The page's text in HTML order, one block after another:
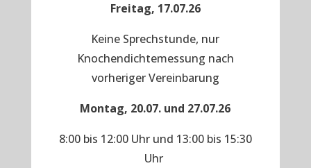
Freitag, 17.07.26
Keine Sprechstunde, nur
Knochendichtemessung nach
vorheriger Vereinbarung
Montag, 20.07. und 27.07.26
8:00 bis 12:00 Uhr und 13:00 bis 15:30
Uhr